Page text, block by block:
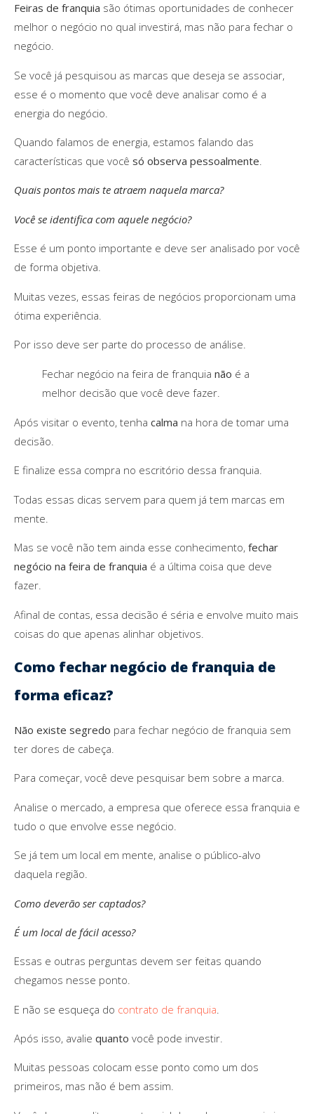
Feiras de franquia são ótimas oportunidades de conhecer
melhor o negócio no qual investirá, mas não para fechar o
negócio.
Se você já pesquisou as marcas que deseja se associar,
esse é o momento que você deve analisar como é a
energia do negócio.
Quando falamos de energia, estamos falando das
características que você só observa pessoalmente.
Quais pontos mais te atraem naquela marca?
Você se identifica com aquele negócio?
Esse é um ponto importante e deve ser analisado por você
de forma objetiva.
Muitas vezes, essas feiras de negócios proporcionam uma
ótima experiência.
Por isso deve ser parte do processo de análise.
Fechar negócio na feira de franquia não é a
melhor decisão que você deve fazer.
Após visitar o evento, tenha calma na hora de tomar uma
decisão.
E finalize essa compra no escritório dessa franquia.
Todas essas dicas servem para quem já tem marcas em
mente.
Mas se você não tem ainda esse conhecimento, fechar
negócio na feira de franquia é a última coisa que deve
fazer.
Afinal de contas, essa decisão é séria e envolve muito mais
coisas do que apenas alinhar objetivos.
Como fechar negócio de franquia de
forma eficaz?
Não existe segredo para fechar negócio de franquia sem
ter dores de cabeça.
Para começar, você deve pesquisar bem sobre a marca.
Analise o mercado, a empresa que oferece essa franquia e
tudo o que envolve esse negócio.
Se já tem um local em mente, analise o público-alvo
daquela região.
Como deverão ser captados?
É um local de fácil acesso?
Essas e outras perguntas devem ser feitas quando
chegamos nesse ponto.
E não se esqueça do contrato de franquia
Após isso, avalie quanto você pode investir.
Muitas pessoas colocam esse ponto como um dos
primeiros, mas não é bem assim.